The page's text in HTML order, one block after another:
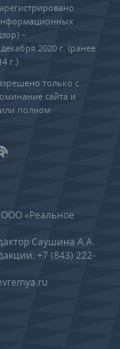
–
2020 г. (ранее
г.)
только с
сайта и
полном
«Реальное
Саушина А.А.
+7 (843) 222-